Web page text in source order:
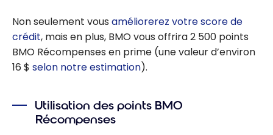
Non seulement vous améliorerez votre score de
crédit, mais en plus, BMO vous offrira 2 500 points
BMO Récompenses en prime (une valeur d’environ
16 $ selon notre estimation).
Utilisation des points BMO
Récompenses